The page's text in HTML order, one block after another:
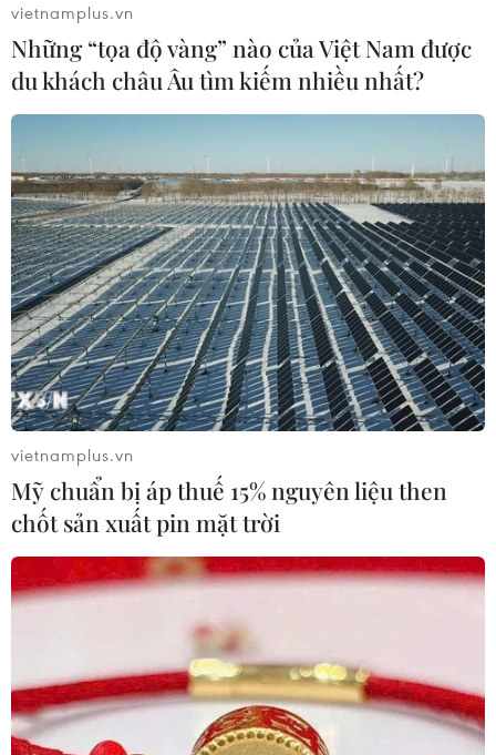
TIN CÙNG CHUYÊN MỤC
Ba Lan thảo luận việc thành lập căn
cứ quân sự thường trực với Mỹ
Liên hợp quốc: Xung đột Ukraine trải
qua tháng đẫm máu nhất
vietnamplus.vn
Những “tọa độ vàng” nào của Việt Nam được
du khách châu Âu tìm kiếm nhiều nhất?
vietnamplus.vn
Mỹ chuẩn bị áp thuế 15% nguyên liệu then
chốt sản xuất pin mặt trời